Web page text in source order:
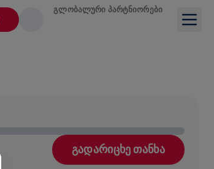
ᲒᲚᲝᲑᲐᲚᲣᲠᲘ ᲞᲐᲠᲢᲜᲘᲝᲠᲔᲑᲘ
ᲒᲐᲓᲐᲠᲘᲪᲮᲔ ᲗᲐᲜᲮᲐ